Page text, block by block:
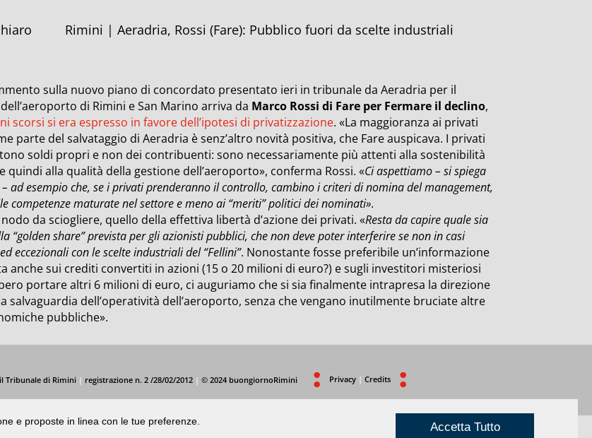
Rimini | Aeradria, Rossi (Fare): Pubblico fuori da scelte industriali
sulla nuovo piano di concordato presentato ieri in tribunale da Aeradria per il
di Rimini e San Marino arriva da Marco Rossi di Fare per Fermare il declino,
scorsi si era espresso in favore dell’ipotesi di privatizzazione. «La maggioranza ai privati
parte del salvataggio di Aeradria è senz’altro novità positiva, che Fare auspicava. I privati
soldi propri e non dei contribuenti: sono necessariamente più attenti alla sostenibilità
quindi alla qualità della gestione dell’aeroporto», conferma Rossi. «Ci aspettiamo – si spiega
– ad esempio che, se i privati prenderanno il controllo, cambino i criteri di nomina del management,
competenze maturate nel settore e meno ai “meriti” politici dei nominati».
nodo da sciogliere, quello della effettiva libertà d’azione dei privati. «Resta da capire quale sia
“golden share” prevista per gli azionisti pubblici, che non deve poter interferire se non in casi
eccezionali con le scelte industriali del “Fellini”. Nonostante fosse preferibile un’informazione
anche sui crediti convertiti in azioni (15 o 20 milioni di euro?) e sugli investitori misteriosi
portare altri 6 milioni di euro, ci auguriamo che si sia finalmente intrapresa la direzione
salvaguardia dell’operatività dell’aeroporto, senza che vengano inutilmente bruciate altre
pubbliche».
Tribunale di Rimini | registrazione n. 2 /28/02/2012 | © 2024 buongiornoRimini Privacy | Credits
e proposte in linea con le tue preferenze.
Accetta Tutto